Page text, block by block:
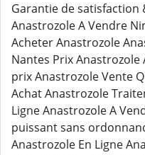
Garantie de satisfaction
Anastrozole A Vendre
Acheter Anastrozole
Nantes Prix
prix Anastrozole Vente
Achat Anastrozole
Ligne Anastrozole A
puissant sans
Anastrozole En Ligne